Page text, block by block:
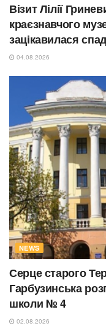
Візит Лілії
краєзнавчого
зацікавилася
04.08.2026
NEWS
Серце старого
Гарбузинська
школи № 4
02.08.2026